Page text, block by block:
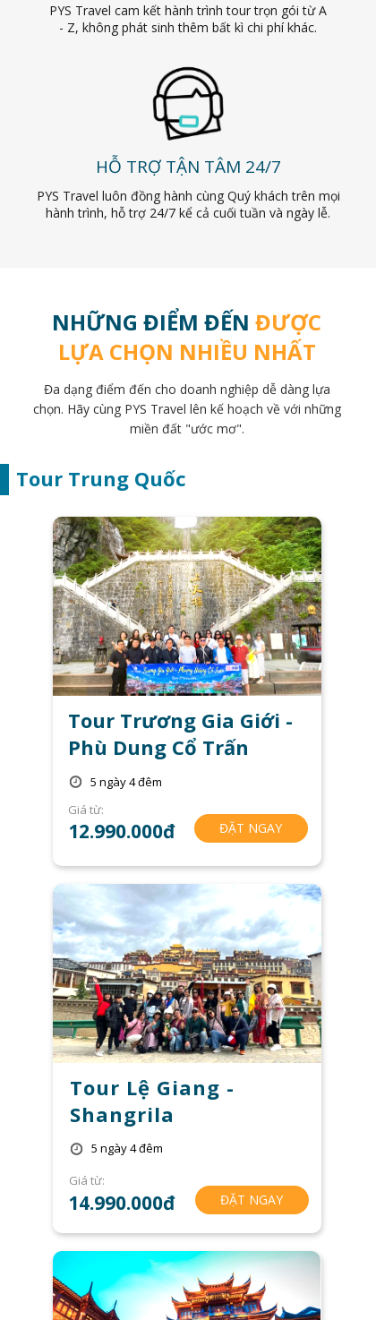
HỖ TRỢ TẬN TÂM 24/7
PYS Travel luôn đồng hành cùng Quý khách trên mọi
hành trình, hỗ trợ 24/7 kể cả cuối tuần và ngày lễ.
PYS Travel cam kết hành trình tour trọn gói từ A
- Z, không phát sinh thêm bất kì chi phí khác.
NHỮNG ĐIỂM ĐẾN ĐƯỢC
LỰA CHỌN NHIỀU NHẤT
Đa dạng điểm đến cho doanh nghiệp dễ dàng lựa
chọn. Hãy cùng PYS Travel lên kế hoạch về với những
miền đất "ước mơ".
Tour Trương Gia Giới -
Phù Dung Cổ Trấn
Giá từ:
12.990.000đ ĐẶT NGAY
5 ngày 4 đêm
Tour Lệ Giang -
Shangrila
Giá từ:
14.990.000đ ĐẶT NGAY
5 ngày 4 đêm
Tour Trung Quốc